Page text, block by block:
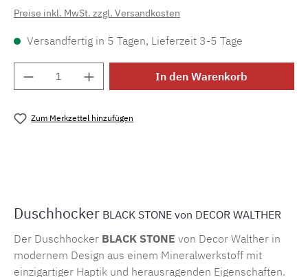
Preise inkl. MwSt. zzgl. Versandkosten
Versandfertig in 5 Tagen, Lieferzeit 3-5 Tage
Produkt Anzahl: Gib den gewünschten
In den Warenkorb
Zum Merkzettel hinzufügen
Duschhocker BLACK STONE von DECOR WALTHER
Der Duschhocker BLACK STONE von Decor Walther in
modernem Design aus einem Mineralwerkstoff mit
einzigartiger Haptik und herausragenden Eigenschaften.